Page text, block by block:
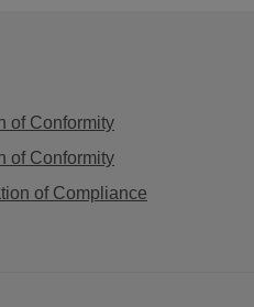
of Conformity
of Conformity
of Compliance